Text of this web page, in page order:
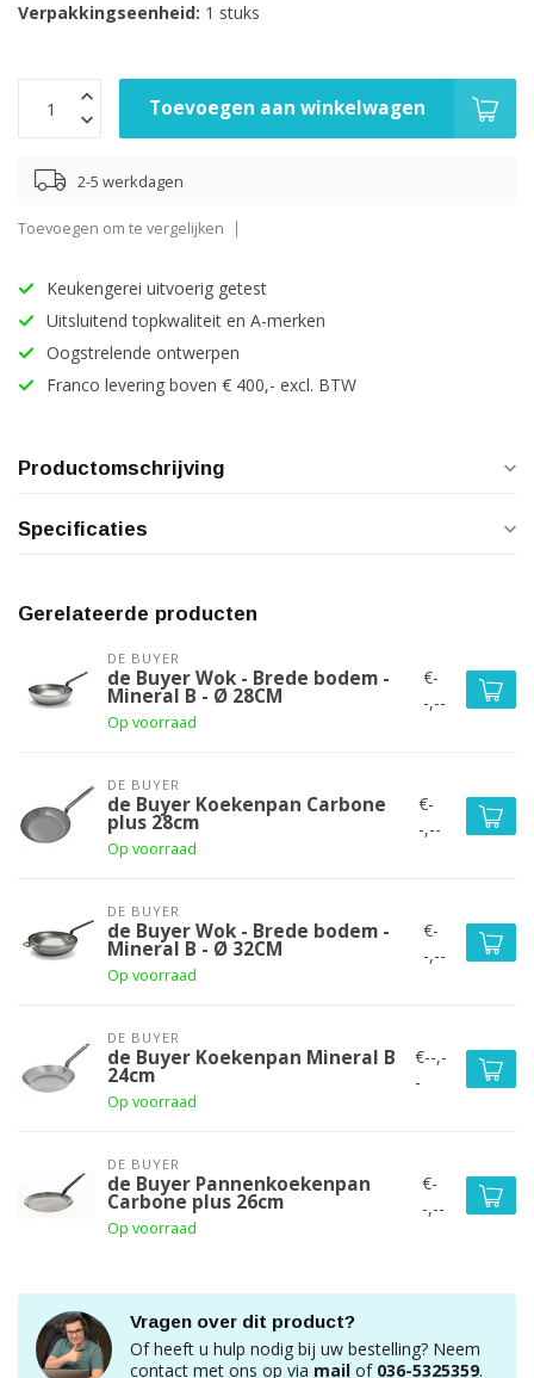
Verpakkingseenheid: 1 stuks
Toevoegen aan winkelwagen
2-5 werkdagen
Toevoegen om te vergelijken
Keukengerei uitvoerig getest
Uitsluitend topkwaliteit en A-merken
Oogstrelende ontwerpen
Franco levering boven € 400,- excl. BTW
Productomschrijving
Specificaties
Gerelateerde producten
DE BUYER
de Buyer Wok - Brede bodem -
Mineral B - Ø 28CM
Op voorraad
€-
-,--
DE BUYER
de Buyer Koekenpan Carbone
plus 28cm
Op voorraad
€-
-,--
DE BUYER
de Buyer Wok - Brede bodem -
Mineral B - Ø 32CM
Op voorraad
€-
-,--
DE BUYER
de Buyer Koekenpan Mineral B
24cm
Op voorraad
€--,-
-
DE BUYER
de Buyer Pannenkoekenpan
Carbone plus 26cm
Op voorraad
€-
-,--
Vragen over dit product?
Of heeft u hulp nodig bij uw bestelling? Neem
contact met ons op via mail of 036-5325359.